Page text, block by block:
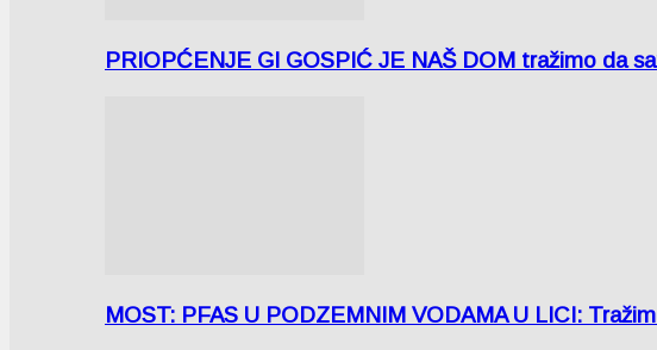
PRIOPĆENJE GI GOSPIĆ JE NAŠ DOM tražimo da
MOST: PFAS U PODZEMNIM VODAMA U LICI: